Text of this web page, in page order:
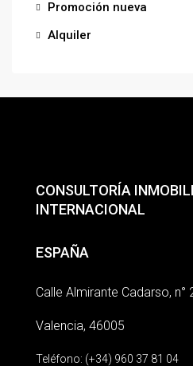
Promoción nueva
Alquiler
CONSULTORÍA
INTERNACIONAL
ESPAÑA
Calle Almirante Cadarso, n°
Valencia, 46005
Teléfono: (+34) 960 37 81 04